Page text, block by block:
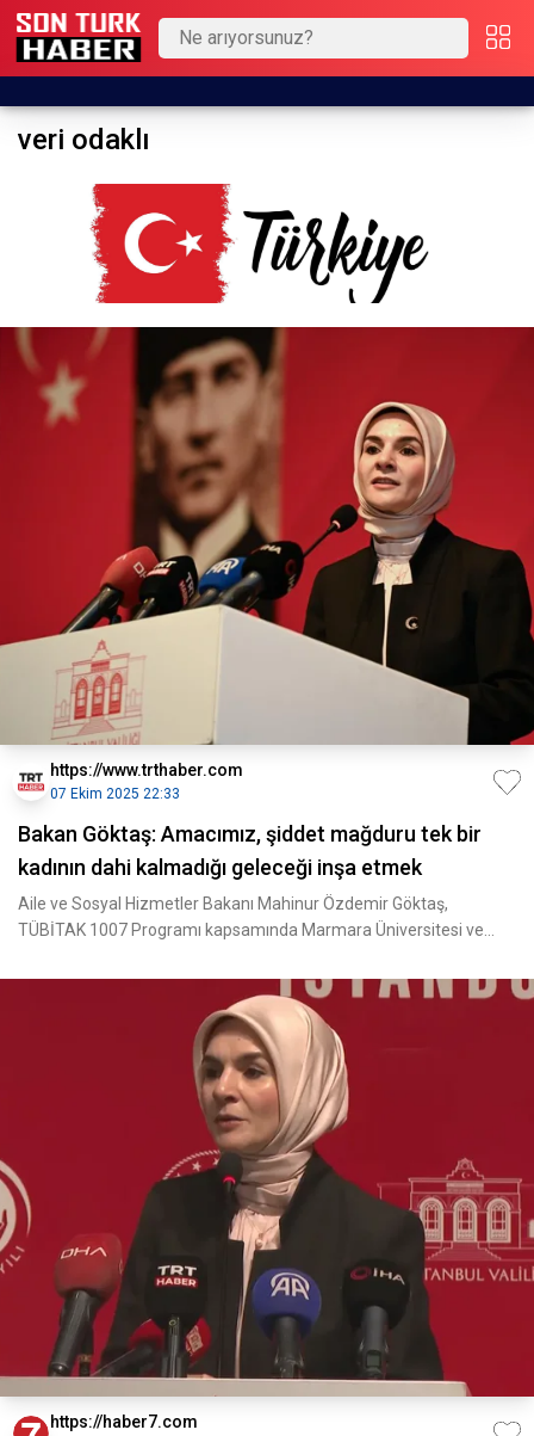
veri odaklı
https://www.trthaber.com
07 Ekim 2025 22:33
Bakan Göktaş: Amacımız, şiddet mağduru tek bir
kadının dahi kalmadığı geleceği inşa etmek
Aile ve Sosyal Hizmetler Bakanı Mahinur Özdemir Göktaş,
TÜBİTAK 1007 Programı kapsamında Marmara Üniversitesi ve
https://haber7.com